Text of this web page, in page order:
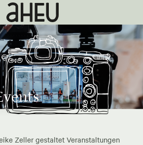
Zeller gestaltet Veranstaltungen